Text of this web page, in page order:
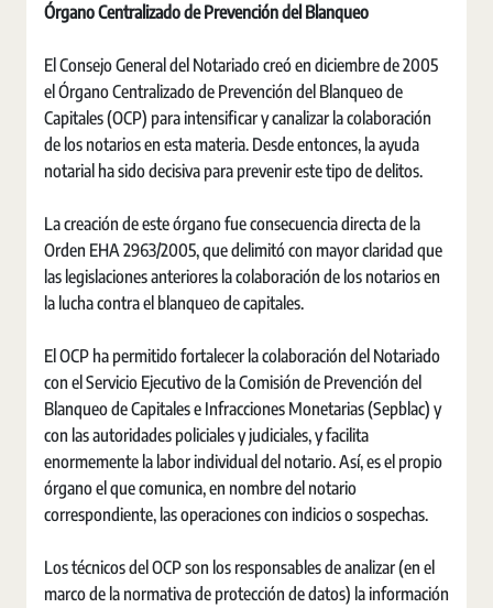
Órgano Centralizado de Prevención del Blanqueo
El Consejo General del Notariado creó en diciembre de 2005
el Órgano Centralizado de Prevención del Blanqueo de
Capitales (OCP) para intensificar y canalizar la colaboración
de los notarios en esta materia. Desde entonces, la ayuda
notarial ha sido decisiva para prevenir este tipo de delitos.
La creación de este órgano fue consecuencia directa de la
Orden EHA 2963/2005, que delimitó con mayor claridad que
las legislaciones anteriores la colaboración de los notarios en
la lucha contra el blanqueo de capitales.
El OCP ha permitido fortalecer la colaboración del Notariado
con el Servicio Ejecutivo de la Comisión de Prevención del
Blanqueo de Capitales e Infracciones Monetarias (Sepblac) y
con las autoridades policiales y judiciales, y facilita
enormemente la labor individual del notario. Así, es el propio
órgano el que comunica, en nombre del notario
correspondiente, las operaciones con indicios o sospechas.
Los técnicos del OCP son los responsables de analizar (en el
marco de la normativa de protección de datos) la información